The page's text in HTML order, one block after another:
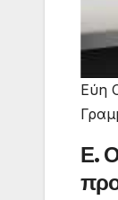
Εύη
Ε.